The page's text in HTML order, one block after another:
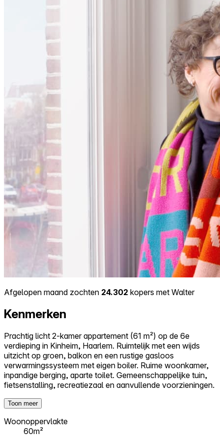
Afgelopen maand zochten 24.302 kopers met Walter
Kenmerken
Prachtig licht 2-kamer appartement (61 m²) op de 6e
verdieping in Kinheim, Haarlem. Ruimtelijk met een wijds
uitzicht op groen, balkon en een rustige gasloos
verwarmingssysteem met eigen boiler. Ruime woonkamer,
inpandige berging, aparte toilet. Gemeenschappelijke tuin,
fietsenstalling, recreatiezaal en aanvullende voorzieningen.
Toon meer
Woonoppervlakte
60m²